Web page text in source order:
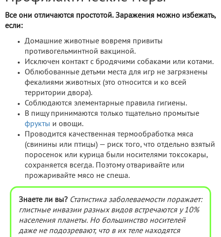
Все они отличаются простотой. Заражения можно избежать,
если:
Домашние животные вовремя привиты
противогельминтной вакциной.
Исключен контакт с бродячими собаками или котами.
Облюбованные детьми места для игр не загрязнены
фекалиями животных (это относится и ко всей
территории двора).
Соблюдаются элементарные правила гигиены.
В пищу принимаются только тщательно промытые
фрукты и овощи.
Проводится качественная термообработка мяса
(свинины или птицы) — риск того, что отдельно взятый
поросенок или курица были носителями токсокары,
сохраняется всегда. Поэтому отваривайте или
прожаривайте мясо не спеша.
Знаете ли вы? Статистика заболеваемости поражает:
глистные инвазии разных видов встречаются у 10%
населения планеты. Но большинство носителей
даже не подозревают, что в их теле находятся